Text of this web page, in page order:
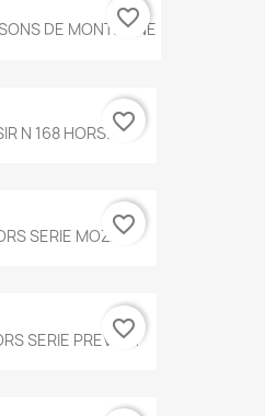
DE MONTAGNE
favorite_border
N 168 HORS...favorite_border
SERIE MOZART
favorite_border
SERIE PREVERT
favorite_border